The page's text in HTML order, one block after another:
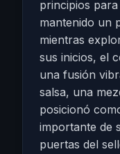
principios
mantenido un
mientras
sus inicios, el
una fusión
salsa, una
posicionó
importante de
puertas del